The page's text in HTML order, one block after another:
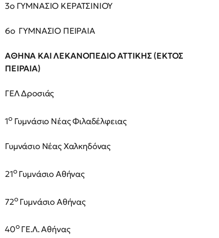
3ο ΓΥΜΝΑΣΙΟ ΚΕΡΑΤΣΙΝΙΟΥ
6ο ΓΥΜΝΑΣΙΟ ΠΕΙΡΑΙΑ
ΑΘΗΝΑ ΚΑΙ ΛΕΚΑΝΟΠΕΔΙΟ ΑΤΤΙΚΗΣ (ΕΚΤΟΣ
ΠΕΙΡΑΙΑ)
ΓΕΛ Δροσιάς
1οΓυμνάσιο Νέας Φιλαδέλφειας
Γυμνάσιο Νέας Χαλκηδόνας
21οΓυμνάσιο Αθήνας
72οΓυμνάσιο Αθήνας
40οΓΕ.Λ. Αθήνας